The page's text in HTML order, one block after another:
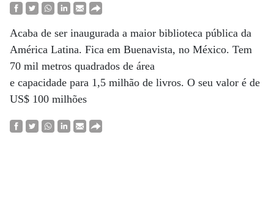
Acaba de ser inaugurada a maior biblioteca pública da
América Latina. Fica em Buenavista, no México. Tem
70 mil metros quadrados de área
e capacidade para 1,5 milhão de livros. O seu valor é de
US$ 100 milhões